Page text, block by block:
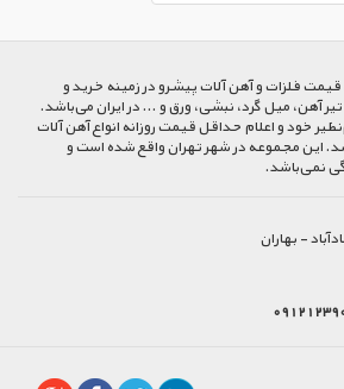
فلزات و آهن آلات پیشرو در زمینه خرید و
آهن، میل گرد، نبشی، ورق و ... در ایران می‌باشد.
خود و اعلام حداقل قیمت روزانه انواع آهن آلات
این مجموعه در شهر تهران واقع شده است و
نمی‌باشد.
- بهاران